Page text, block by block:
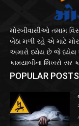
મોરબીવાસીઓ તમામ
બેઠા મળી રહે એ માટે
અમારો ધ્યેય છે જે ધ્યેય
કામયાબીના શિખરો
POPULAR POSTS